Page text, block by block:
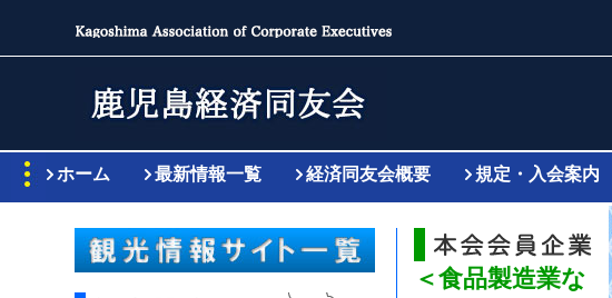
ホーム 最新情報一覧 経済同友会概要 規定・入会案内
＜食品製造業な